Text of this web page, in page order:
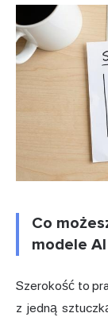
Co
modele AI
Szerokość to
z jedną